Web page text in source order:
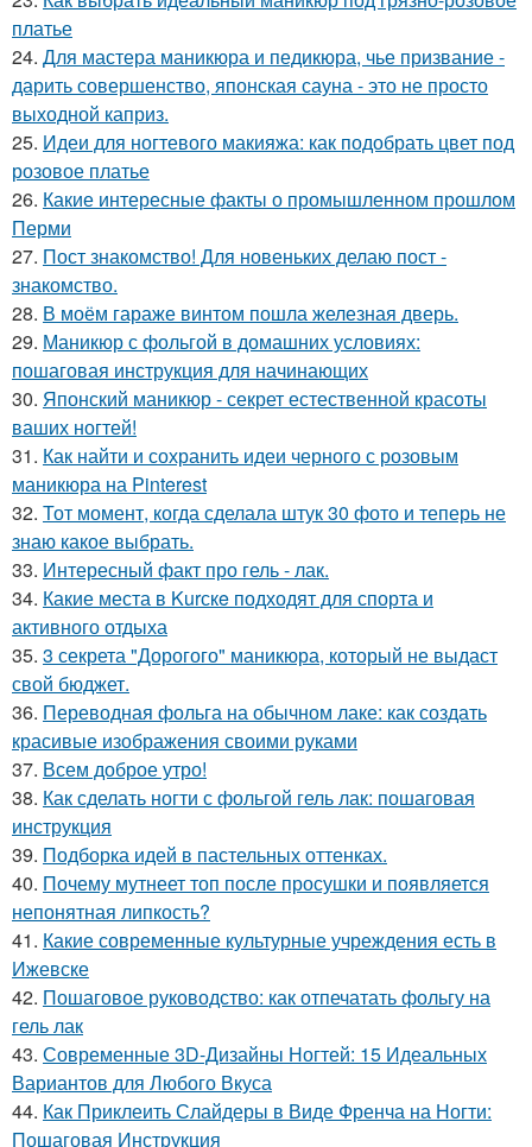
платье
24. Для мастера маникюра и педикюра, чье призвание -
дарить совершенство, японская сауна - это не просто
выходной каприз.
25. Идеи для ногтевого макияжа: как подобрать цвет под
розовое платье
26. Какие интересные факты о промышленном прошлом
Перми
27. Пост знакомство! Для новеньких делаю пост -
знакомство.
28. В моём гараже винтом пошла железная дверь.
29. Маникюр с фольгой в домашних условиях:
пошаговая инструкция для начинающих
30. Японский маникюр - секрет естественной красоты
ваших ногтей!
31. Как найти и сохранить идеи черного с розовым
маникюра на Pinterest
32. Тот момент, когда сделала штук 30 фото и теперь не
знаю какое выбрать.
33. Интересный факт про гель - лак.
34. Какие места в Kurскe подходят для спорта и
активного отдыха
35. 3 секрета "Дорогого" маникюра, который не выдаст
свой бюджет.
36. Переводная фольга на обычном лаке: как создать
красивые изображения своими руками
37. Всем доброе утро!
38. Как сделать ногти с фольгой гель лак: пошаговая
инструкция
39. Подборка идей в пастельных оттенках.
40. Почему мутнеет топ после просушки и появляется
непонятная липкость?
41. Какие современные культурные учреждения есть в
Ижевске
42. Пошаговое руководство: как отпечатать фольгу на
гель лак
43. Современные 3D-Дизайны Ногтей: 15 Идеальных
Вариантов для Любого Вкуса
44. Как Приклеить Слайдеры в Виде Френча на Ногти:
Пошаговая Инструкция